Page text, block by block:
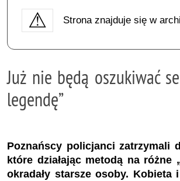
Strona znajduje się w
Już nie będą oszukiwać
legendę”
Poznańscy policjanci zatrzymali
które działając metodą na różne
okradały starsze osoby. Kobieta